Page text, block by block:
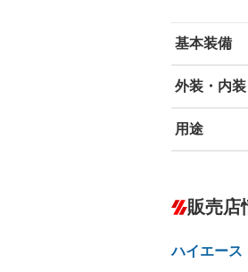
基本装備
エアバッ
ABS
－ Bluetooth
－ レンタカ
外装・内装
カーナビ
－
ヘッドラ
ー
用途
－ 保冷
販売店
ハイエー